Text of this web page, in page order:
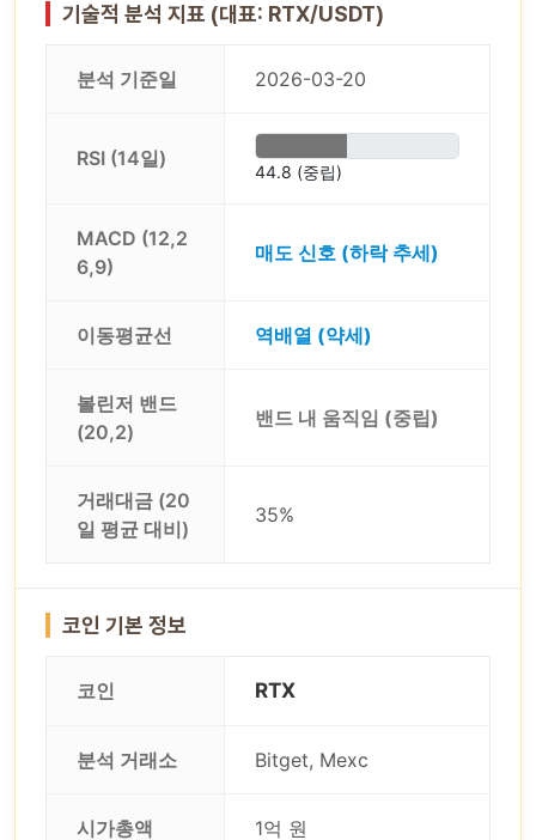
기술적 분석 지표 (대표: RTX/USDT)
분석 기준일 2026-03-20
RSI (14일)
44.8 (중립)
MACD (12,2
6,9)
매도 신호 (하락 추세)
이동평균선 역배열 (약세)
볼린저 밴드
(20,2)
밴드 내 움직임 (중립)
거래대금 (20
일 평균 대비)
35%
코인 기본 정보
코인 RTX
분석 거래소 Bitget, Mexc
시가총액 1억 원